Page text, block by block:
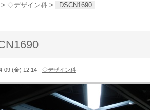
> ◇デザイン科 > DSCN1690
09 (金) 12:14 ◇デザイン科